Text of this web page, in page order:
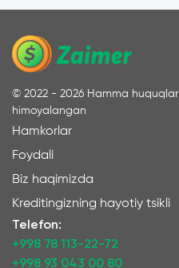
© 2022 - 2026 Hamma huquqlar
himoyalangan
Hamkorlar
Foydali
Biz haqimizda
Kreditingizning hayotiy tsikli
Telefon:
+998 78 113-22-72
+998 93 043 00 80